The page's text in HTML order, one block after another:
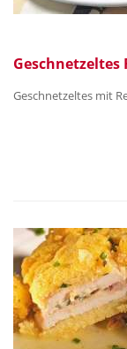
Geschnetzeltes
Geschnetzeltes mit